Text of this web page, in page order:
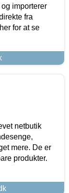
importerer
fra
for at se
netbutik
mere. De er
produkter.